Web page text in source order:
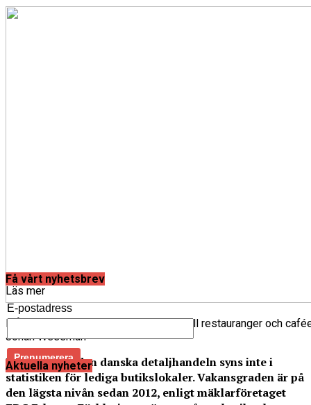
Många danska butiker har byggts om till restauranger och
Johan Wessman
Nedgången i den danska detaljhandeln syns inte i
statistiken för lediga butikslokaler. Vakansgraden är på
den lägsta nivån sedan 2012, enligt mäklarföretaget
Läs mer
Få vårt nyhetsbrev
E-postadress
Aktuella nyheter